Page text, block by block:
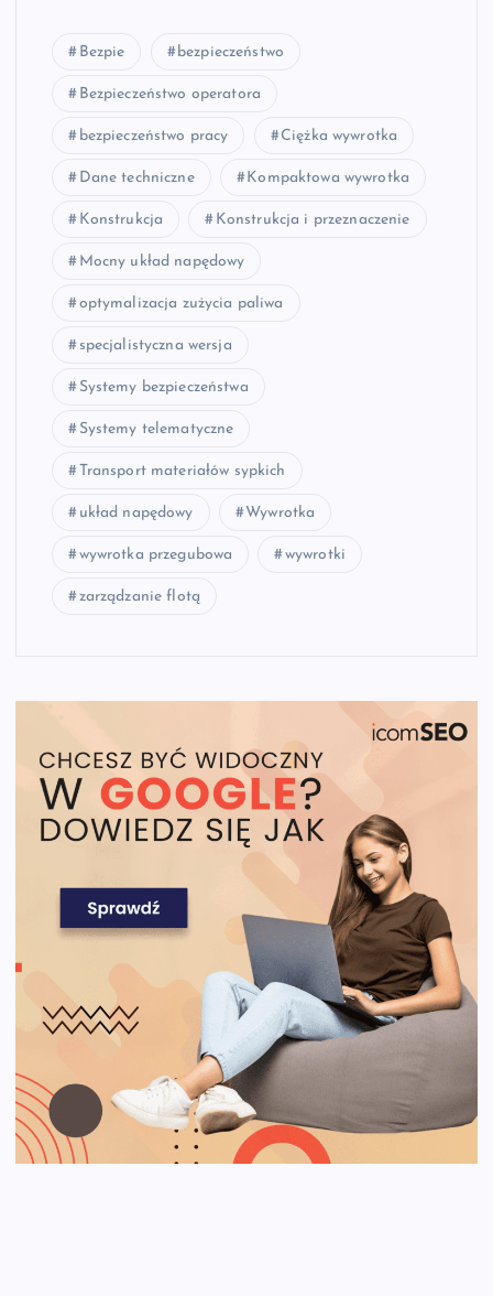
Bezpie bezpieczeństwo
Bezpieczeństwo operatora
bezpieczeństwo pracy Ciężka wywrotka
Dane techniczne Kompaktowa wywrotka
Konstrukcja Konstrukcja i przeznaczenie
Mocny układ napędowy
optymalizacja zużycia paliwa
specjalistyczna wersja
Systemy bezpieczeństwa
Systemy telematyczne
Transport materiałów sypkich
układ napędowy Wywrotka
wywrotka przegubowa wywrotki
zarządzanie flotą